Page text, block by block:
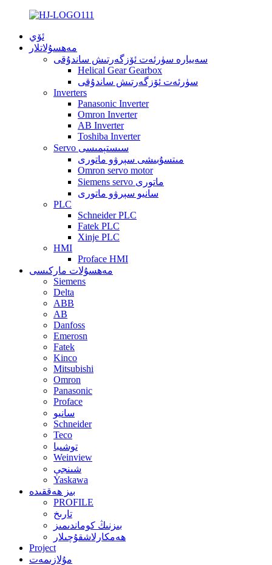
ئۆي
مەھسۇلاتلار
سەييارە سۈرئەت ئۆزگەرتىش ساندۇقى
Helical Gear Gearbox
سۈرئەت ئۆزگەرتىش ساندۇقى
Inverters
Panasonic Inverter
Omron Inverter
AB Inverter
Toshiba Inverter
Servo سىستېمىسى
مىتسۇبىشى سېرۋو ماتورى
Omron servo motor
Siemens servo ماتورى
سانيو سېرۋو ماتورى
PLC
Schneider PLC
Fatek PLC
Xinje PLC
HMI
Proface HMI
مەھسۇلات ماركىسى
Siemens
Delta
ABB
AB
Danfoss
Emerosn
Fatek
Kinco
Mitsubishi
Omron
Panasonic
Proface
سانيو
Schneider
Teco
توشىبا
Weinview
شىنجې
Yaskawa
بىز ھەققىدە
PROFILE
تارىخ
بىزنىڭ كوماندىمىز
ھەمكارلاشقۇچىلار
Project
مۇلازىمەت